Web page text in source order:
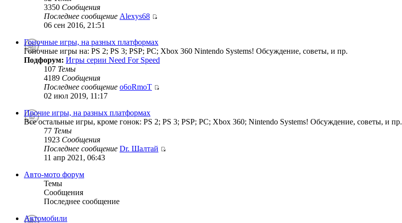
3350 Сообщения
Последнее сообщение Alexys68
06 сен 2016, 21:51
Гоночные игры, на разных платформах
Гоночные игры на: PS 2; PS 3; PSP; PC; Xbox 360 Nintendo Systems! Обсуждение, советы, и пр.
Подфорум: Игры серии Need For Speed
107 Темы
4189 Сообщения
Последнее сообщение o6oRmoT
02 июл 2019, 11:17
Прочие игры, на разных платформах
Все остальные игры, кроме гонок: PS 2; PS 3; PSP; PC; Xbox 360; Nintendo Systems! Обсуждение, советы, и пр.
77 Темы
1923 Сообщения
Последнее сообщение Dr. Шалтай
11 апр 2021, 06:43
Авто-мото форум
Темы
Сообщения
Последнее сообщение
Автомобили